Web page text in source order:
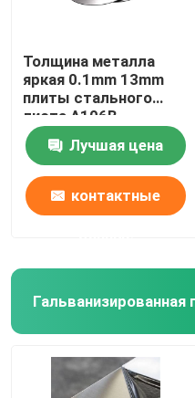
Толщина металла
яркая 0.1mm 13mm
плиты стального
листа A106B
низкоуглеродистая
Лучшая цена
контактные